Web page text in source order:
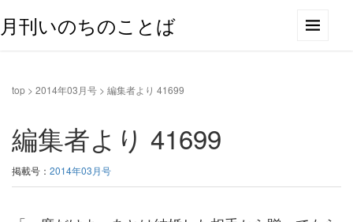
月刊いのちのことば
top > 2014年03月号 > 編集者より 41699
編集者より 41699
掲載号： 2014年03月号